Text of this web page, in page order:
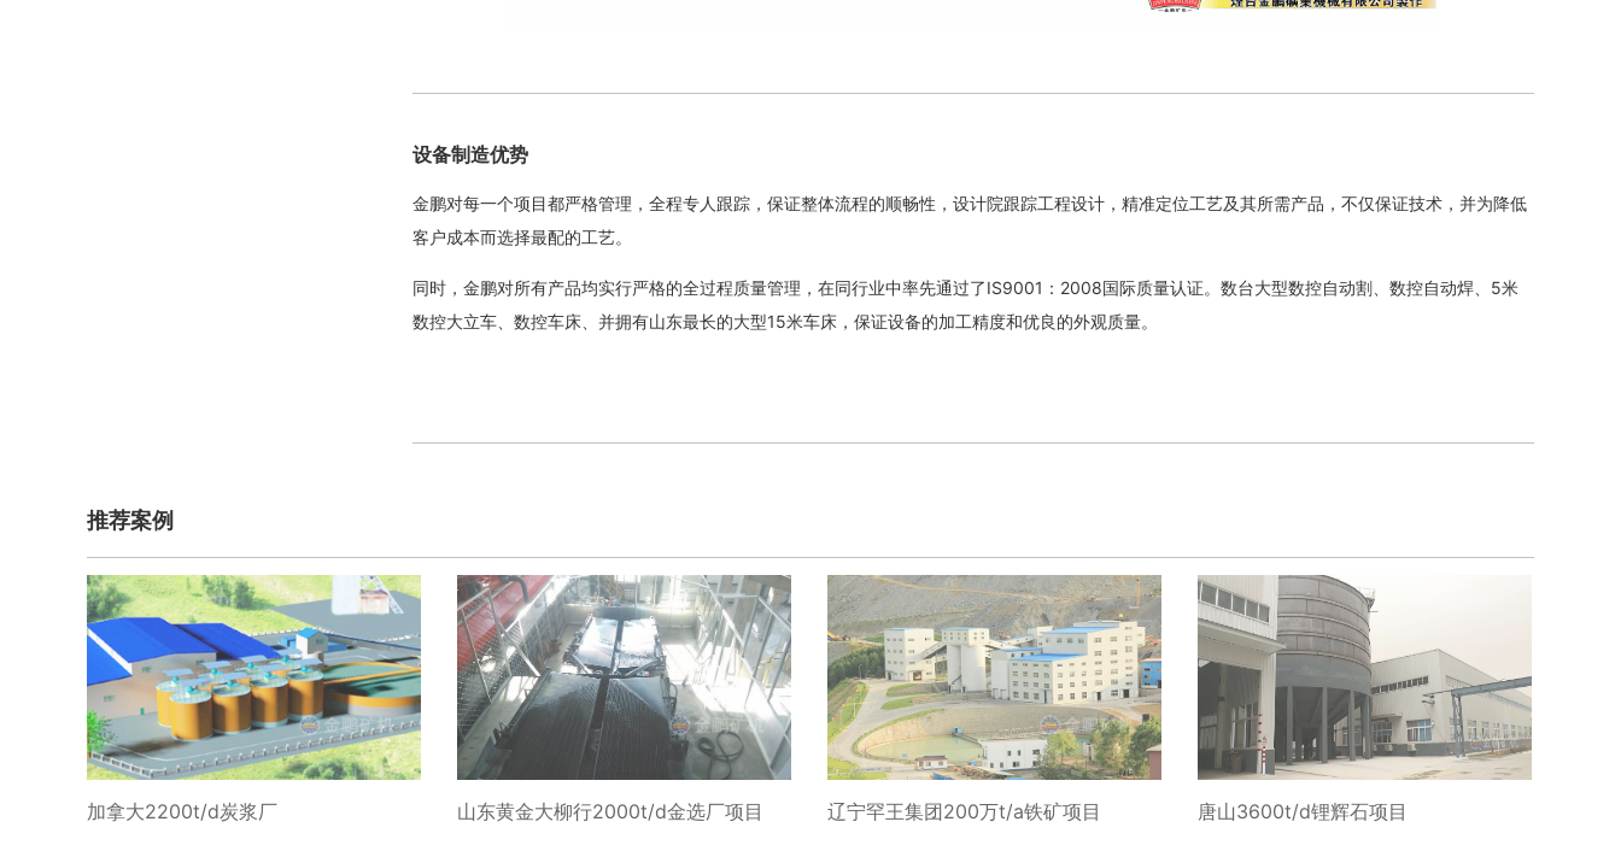
设备制造优势
金鹏对每一个项目都严格管理，全程专人跟踪，保证整体流程的顺畅性，设计院跟踪工程设计，精准定位工艺及其所需产品，不仅保证技术，并为降低
客户成本而选择最配的工艺。
同时，金鹏对所有产品均实行严格的全过程质量管理，在同行业中率先通过了IS9001：2008国际质量认证。数台大型数控自动割、数控自动焊、5米
数控大立车、数控车床、并拥有山东最长的大型15米车床，保证设备的加工精度和优良的外观质量。
推荐案例
加拿大2200t/d炭浆厂 山东黄金大柳行2000t/d金选厂项目 辽宁罕王集团200万t/a铁矿项目 唐山3600t/d锂辉石项目